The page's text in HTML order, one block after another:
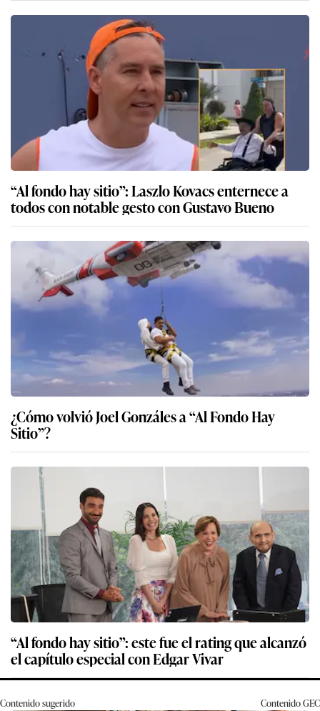
“Al fondo hay sitio”: Laszlo Kovacs enternece a
todos con notable gesto con Gustavo Bueno
¿Cómo volvió Joel Gonzáles a “Al Fondo Hay
Sitio”?
“Al fondo hay sitio”: este fue el rating que alcanzó
el capítulo especial con Edgar Vivar
Contenido sugerido ContenidoGEC